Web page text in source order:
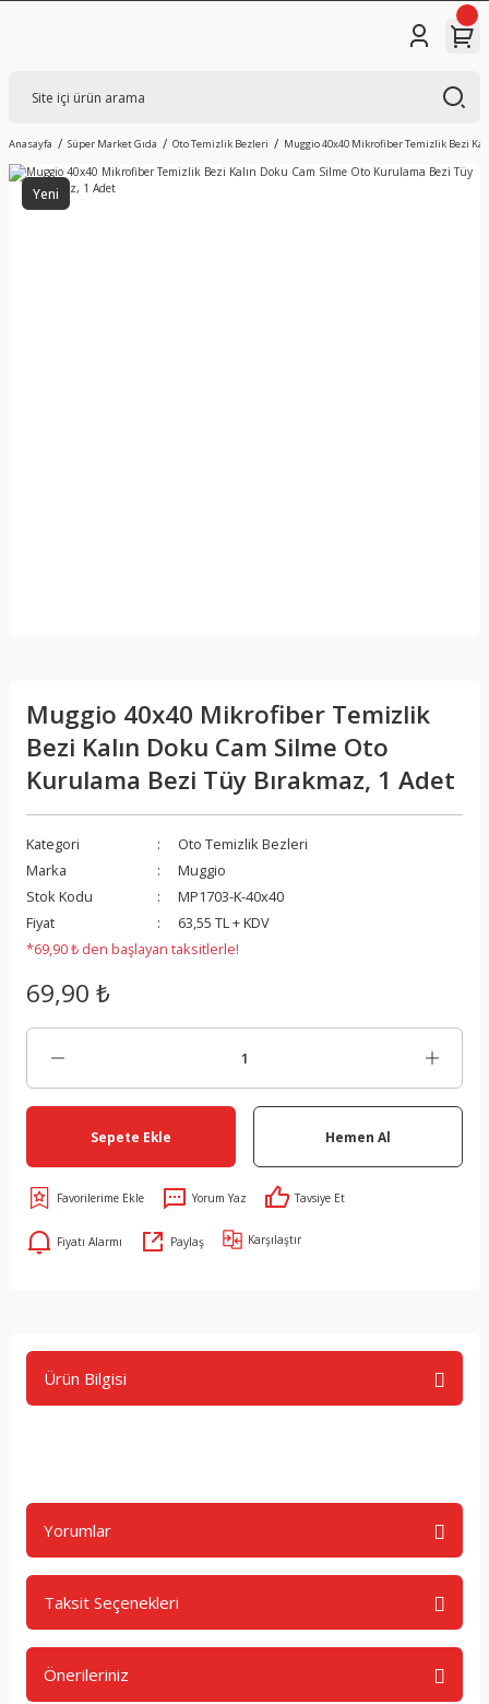
Anasayfa Süper Market Gıda Oto Temizlik Bezleri Muggio 40x40 Mikrofiber Temizlik Bezi
Yeni
Muggio 40x40 Mikrofiber Temizlik
Bezi Kalın Doku Cam Silme Oto
Kurulama Bezi Tüy Bırakmaz, 1 Adet
Kategori
Oto Temizlik Bezleri
Marka
Muggio
Stok Kodu
MP1703-K-40x40
Fiyat
63,55 TL + KDV
*69,90 ₺ den başlayan taksitlerle!
69,90 ₺
Sepete Ekle Hemen Al
Yorum Yaz Tavsiye Et
Fiyatı Alarmı Paylaş Karşılaştır
Ürün Bilgisi
Yorumlar
Taksit Seçenekleri
Önerileriniz